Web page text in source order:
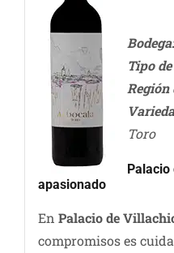
Bodega:
Tipo
Toro
Palacio
apasionado
En Palacio de
compromisos es